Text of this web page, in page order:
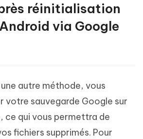
réinitialisation
via Google
autre méthode, vous
votre sauvegarde Google sur
ce qui vous permettra de
fichiers supprimés. Pour